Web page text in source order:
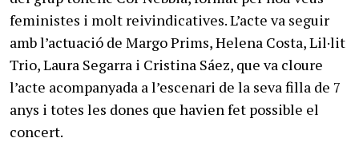
feministes i molt reivindicatives. L’acte va seguir
amb l’actuació de Margo Prims, Helena Costa, Lil·lit
Trio, Laura Segarra i Cristina Sáez, que va cloure
l’acte acompanyada a l’escenari de la seva filla de 7
anys i totes les dones que havien fet possible el
concert.